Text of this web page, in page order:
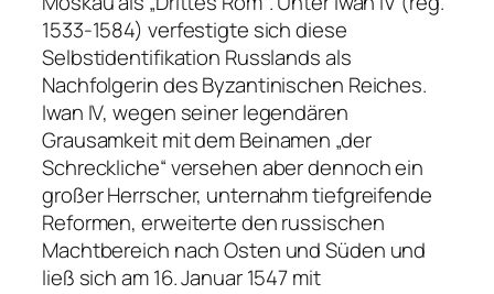
1533-1584) verfestigte sich diese
Selbstidentifikation Russlands als
Nachfolgerin des Byzantinischen Reiches.
Iwan IV, wegen seiner legendären
Grausamkeit mit dem Beinamen „der
Schreckliche“ versehen aber dennoch ein
großer Herrscher, unternahm tiefgreifende
Reformen, erweiterte den russischen
Machtbereich nach Osten und Süden und
ließ sich am 16. Januar 1547 mit